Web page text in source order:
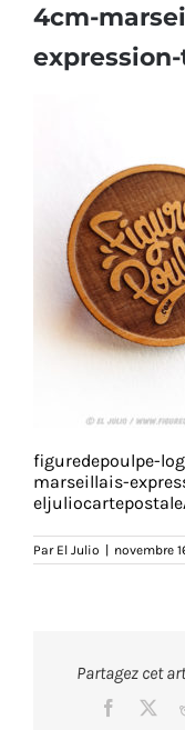
4cm-
figuredepoulpe-
marseillais-
Par El Julio novembre
Partagez cet
Facebook